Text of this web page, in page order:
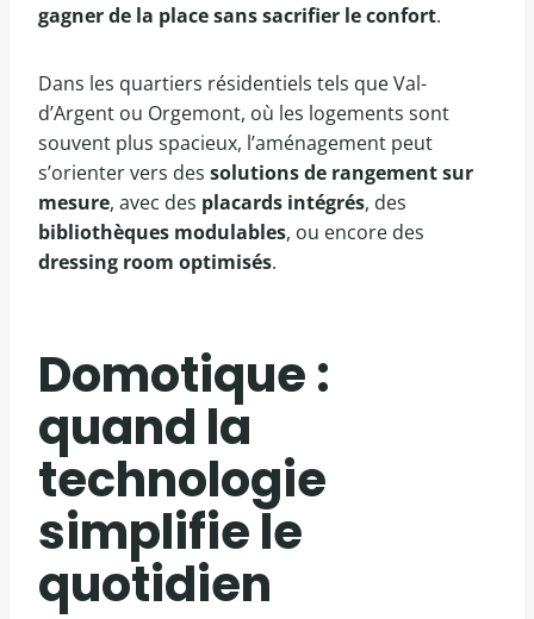
gagner de la place sans sacrifier le confort.
Dans les quartiers résidentiels tels que Val-
d’Argent ou Orgemont, où les logements sont
souvent plus spacieux, l’aménagement peut
s’orienter vers des solutions de rangement sur
mesure, avec des placards intégrés, des
bibliothèques modulables, ou encore des
dressing room optimisés.
Domotique :
quand la
technologie
simplifie le
quotidien